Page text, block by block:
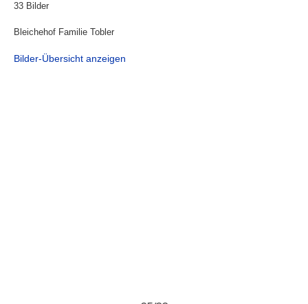
33 Bilder
Bleichehof Familie Tobler
Bilder-Übersicht anzeigen